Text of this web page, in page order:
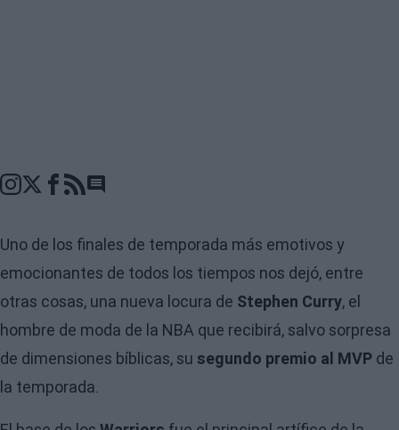
Go to comments seciton
Uno de los finales de temporada más emotivos y
emocionantes de todos los tiempos nos dejó, entre
otras cosas, una nueva locura de Stephen Curry, el
hombre de moda de la NBA que recibirá, salvo sorpresa
de dimensiones bíblicas, su segundo premio al MVP de
la temporada.